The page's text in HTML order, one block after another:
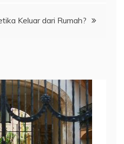
Keluar dari Rumah?